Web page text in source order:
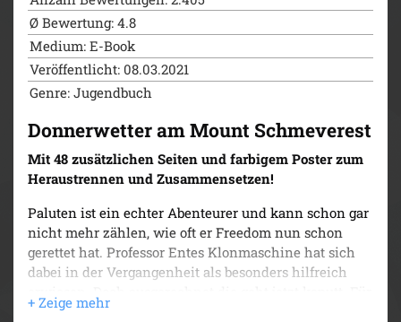
Ø Bewertung: 4.8
Medium: E-Book
Veröffentlicht: 08.03.2021
Genre: Jugendbuch
Donnerwetter am Mount Schmeverest
Mit 48 zusätzlichen Seiten und farbigem Poster zum
Heraustrennen und Zusammensetzen!
Paluten ist ein echter Abenteurer und kann schon gar
nicht mehr zählen, wie oft er Freedom nun schon
gerettet hat. Professor Entes Klonmaschine hat sich
dabei in der Vergangenheit als besonders hilfreich
die Reparatur benötigt er ein besonders seltenes